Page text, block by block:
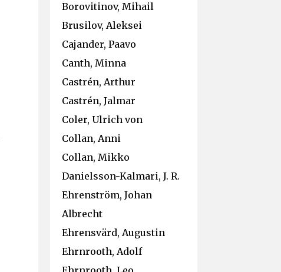
Borovitinov, Mihail
Brusilov, Aleksei
Cajander, Paavo
Canth, Minna
Castrén, Arthur
Castrén, Jalmar
Coler, Ulrich von
Collan, Anni
Collan, Mikko
Danielsson-Kalmari, J. R.
Ehrenström, Johan
Albrecht
Ehrensvärd, Augustin
Ehrnrooth, Adolf